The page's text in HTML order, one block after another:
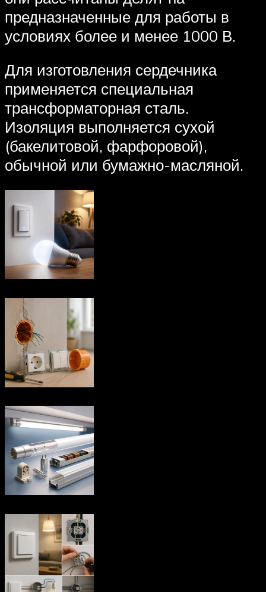
предназначенные для работы в
условиях более и менее 1000 В.
Для изготовления сердечника
применяется специальная
трансформаторная сталь.
Изоляция выполняется сухой
(бакелитовой, фарфоровой),
обычной или бумажно-масляной.